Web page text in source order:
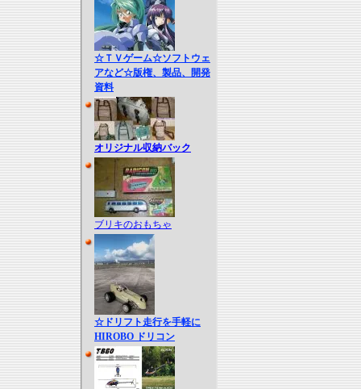
☆ＴＶゲーム☆ソフトウェ
アなど☆版権、製品、開発
資料
オリジナル収納バック
ブリキのおもちゃ
☆ドリフト走行を手軽に
HIROBO ドリコン